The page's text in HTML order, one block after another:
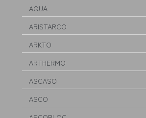
AQUA
ARISTARCO
ARKTO
ARTHERMO
ASCASO
ASCO